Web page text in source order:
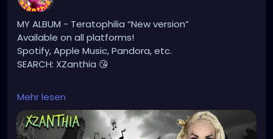
#steampunkgirl
MY ALBUM - Teratophilia “New version”
Available on all platforms!
Spotify, Apple Music, Pandora, etc.
SEARCH: XZanthia 😘
⚠️ Please add
INSTAGRAM.com/xzanthia.official.profile
TikTok.com/@xzanthia.music
Mehr lesen